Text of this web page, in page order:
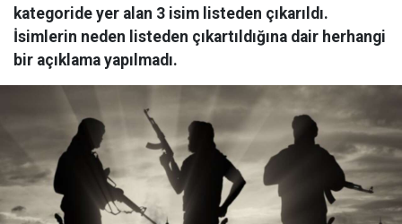
kategoride yer alan 3 isim listeden çıkarıldı.
İsimlerin neden listeden çıkartıldığına dair herhangi
bir açıklama yapılmadı.